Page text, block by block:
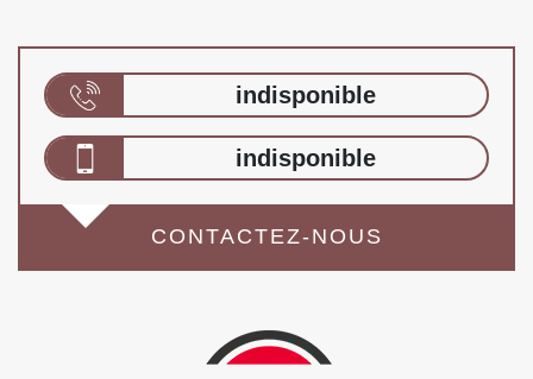
indisponible
indisponible
CONTACTEZ-NOUS